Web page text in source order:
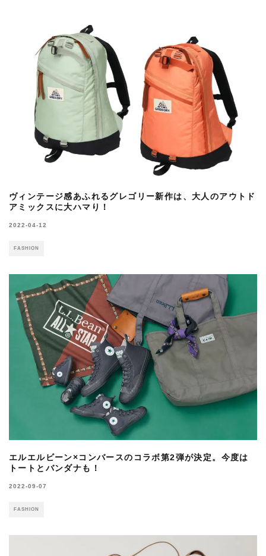
ヴィンテージ感あふれるグレゴリー新作は、大人のアウトド
アミックスに大ハマり！
2022-04-12
FASHION
エルエルビーン×コンバースのコラボ第2弾が決定。今度は
トートとバンダナも！
2022-09-07
FASHION